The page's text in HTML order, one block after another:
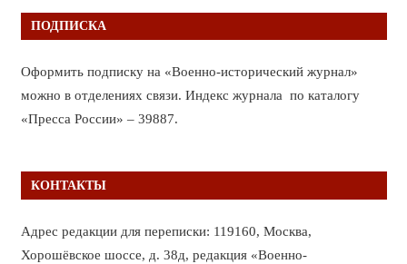
ПОДПИСКА
Оформить подписку на «Военно-исторический журнал»
можно в отделениях связи. Индекс журнала по каталогу
«Пресса России» – 39887.
КОНТАКТЫ
Адрес редакции для переписки: 119160, Москва,
Хорошёвское шоссе, д. 38д, редакция «Военно-